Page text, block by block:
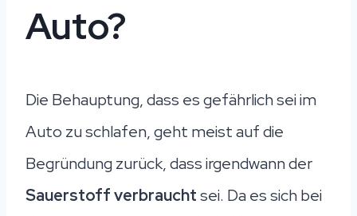
Auto?
Die Behauptung, dass es gefährlich sei im
Auto zu schlafen, geht meist auf die
Begründung zurück, dass irgendwann der
Sauerstoff verbrauchtsei. Da es sich bei